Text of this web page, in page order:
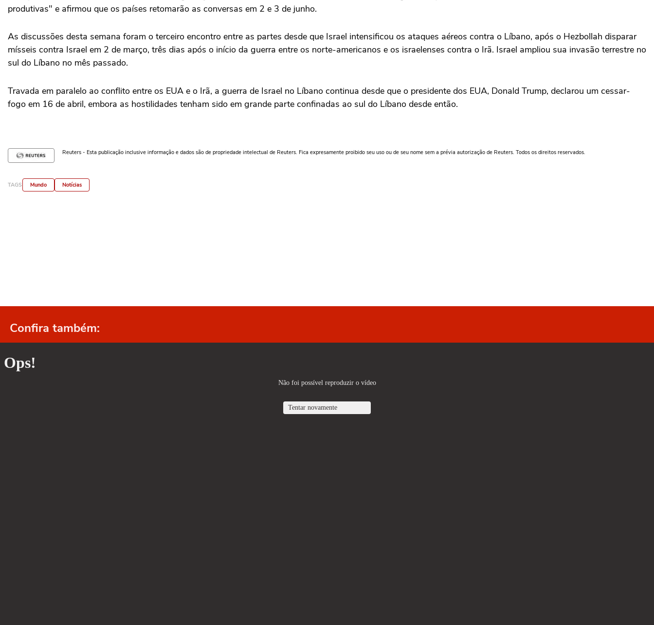
produtivas" e afirmou ‌que os países retomarão as conversas ‌em 2 ⁠e ⁠3 de junho.
As discussões desta semana foram o ⁠terceiro ‌encontro entre as ‌partes desde que Israel intensificou os ataques aéreos contra o Líbano, após o Hezbollah disparar
mísseis contra ⁠Israel em 2 de março, três dias após o início da guerra entre os norte-americanos e os israelenses contra ‌o Irã. Israel ampliou sua invasão terrestre no
sul do Líbano no ⁠mês passado.
Travada em paralelo ao conflito entre os EUA e o Irã, a guerra de Israel no Líbano continua desde que o presidente dos EUA, Donald Trump, declarou um cessar-
fogo em 16 de abril, embora as hostilidades tenham sido em grande parte confinadas ao sul do Líbano desde então.
Reuters - Esta publicação inclusive informação e dados são de propriedade intelectual de Reuters. Fica expresamente proibido seu uso ou de seu nome sem a prévia autorização de Reuters. Todos os direitos reservados.
TAGS Mundo Notícias
Confira também: